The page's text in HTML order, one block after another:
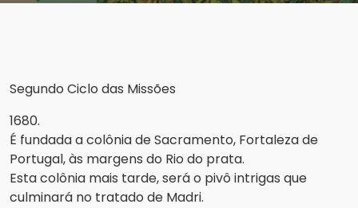
Segundo Ciclo das Missões
1680.
É fundada a colônia de Sacramento, Fortaleza de
Portugal, às margens do Rio do prata.
Esta colônia mais tarde, será o pivô intrigas que
culminará no tratado de Madri.